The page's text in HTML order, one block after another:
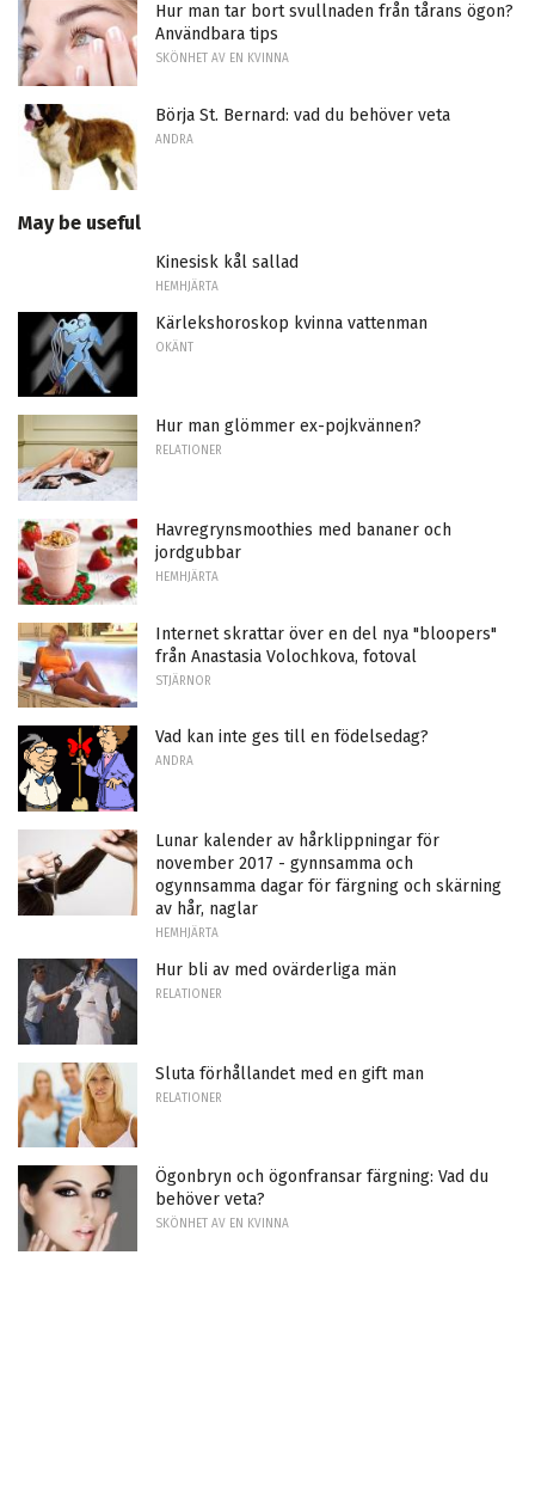
Hur man tar bort svullnaden från tårans ögon?
Användbara tips
SKÖNHET AV EN KVINNA
Börja St. Bernard: vad du behöver veta
ANDRA
May be useful
Kinesisk kål sallad
HEMHJÄRTA
Kärlekshoroskop kvinna vattenman
OKÄNT
Hur man glömmer ex-pojkvännen?
RELATIONER
Havregrynsmoothies med bananer och
jordgubbar
HEMHJÄRTA
Internet skrattar över en del nya "bloopers"
från Anastasia Volochkova, fotoval
STJÄRNOR
Vad kan inte ges till en födelsedag?
ANDRA
Lunar kalender av hårklippningar för
november 2017 - gynnsamma och
ogynnsamma dagar för färgning och skärning
av hår, naglar
HEMHJÄRTA
Hur bli av med ovärderliga män
RELATIONER
Sluta förhållandet med en gift man
RELATIONER
Ögonbryn och ögonfransar färgning: Vad du
behöver veta?
SKÖNHET AV EN KVINNA